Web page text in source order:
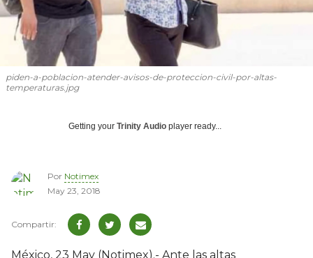
piden-a-poblacion-atender-avisos-de-proteccion-civil-por-altas-
temperaturas.jpg
Getting your Trinity Audio player ready...
Por Notimex
May 23, 2018
México, 23 May (Notimex).- Ante las altas